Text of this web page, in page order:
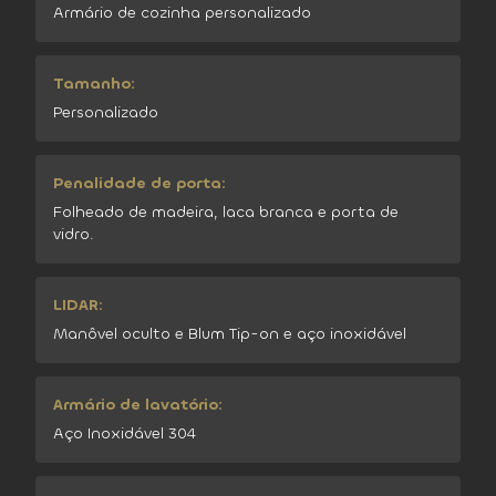
Armário de cozinha personalizado
Tamanho:
Personalizado
Penalidade de porta:
Folheado de madeira, laca branca e porta de
vidro.
LIDAR:
Manôvel oculto e Blum Tip-on e aço inoxidável
Armário de lavatório:
Aço Inoxidável 304